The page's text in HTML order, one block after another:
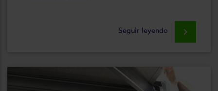
Seguir leyendo keyboard_arrow_right